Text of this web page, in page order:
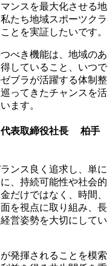
ンスを最大化させる地
たち地域スポーツクラ
とを実証したいです。
べき機能は、地域のあ
していること、いつで
ブラが活躍する体制整
ってきたチャンスを活
ます。​​
表取締役社長 柏手
ンス良く追求し、単に
、持続可能性や社会的
だけではなく、時間、
を視点に取り組み、長
営姿勢を大切にしてい
発揮されることを模索